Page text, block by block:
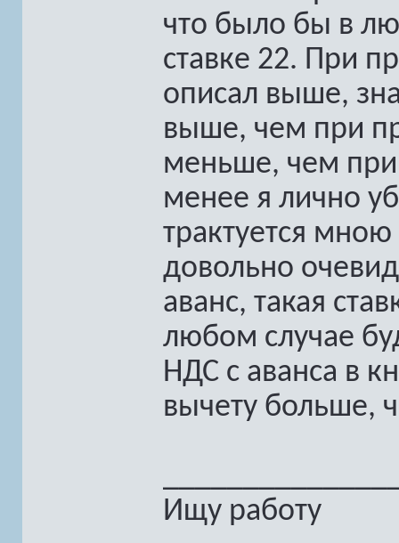
что было бы в
ставке 22. При
описал выше,
выше, чем при
меньше, чем при
менее я лично
трактуется
довольно
аванс, такая
любом случае
НДС с аванса в
вычету больше,
Ищу работу